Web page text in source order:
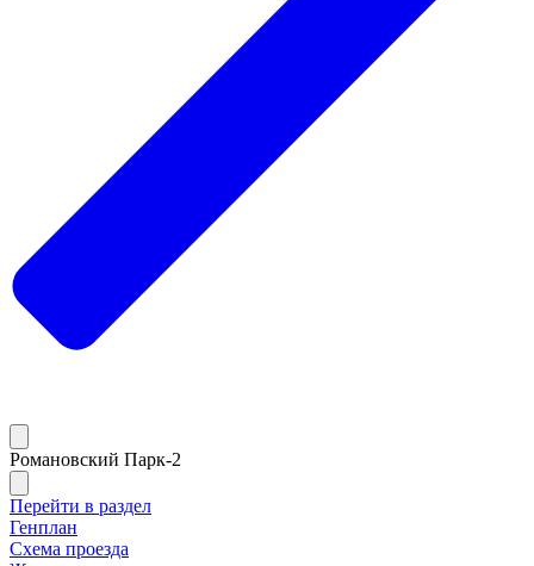
Романовский Парк-2
Перейти в раздел
Генплан
Схема проезда